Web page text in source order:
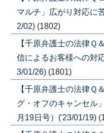
マルチ」広がり対応に
2/02) (1802)
【千原弁護士の法律
信によるお客様への対
3/01/26) (1801)
【千原弁護士の法律
グ・オフのキャンセル
月19日号）('23/01/19)